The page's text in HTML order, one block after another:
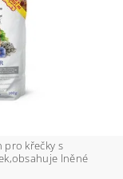
pro křečky s
lněné